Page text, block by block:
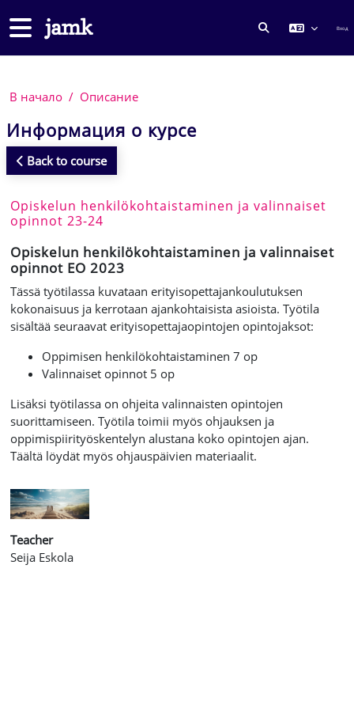
Боковая панель
ИЗМЕНИТЬ Вход
В начало Описание
Информация о курсе
Back to course
Opiskelun henkilökohtaistaminen ja valinnaiset
opinnot 23-24
Opiskelun henkilökohtaistaminen ja valinnaiset
opinnot EO 2023
Tässä työtilassa kuvataan erityisopettajankoulutuksen
kokonaisuus ja kerrotaan ajankohtaisista asioista. Työtila
sisältää seuraavat erityisopettajaopintojen opintojaksot:
Oppimisen henkilökohtaistaminen 7 op
Valinnaiset opinnot 5 op
Lisäksi työtilassa on ohjeita valinnaisten opintojen
suorittamiseen. Työtila toimii myös ohjauksen ja
oppimispiirityöskentelyn alustana koko opintojen ajan.
Täältä löydät myös ohjauspäivien materiaalit.
Teacher
Seija Eskola